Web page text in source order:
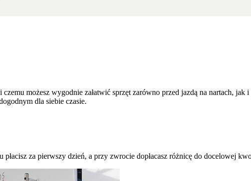
możesz wygodnie załatwić sprzęt zarówno przed jazdą na nartach, jak
dla siebie czasie.
za pierwszy dzień, a przy zwrocie dopłacasz różnicę do docelowej